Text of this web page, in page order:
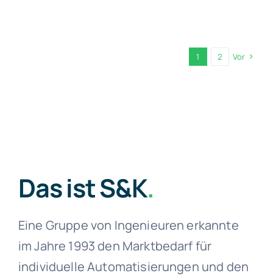
1 2 Vor
Das ist S&K.
Eine Gruppe von Ingenieuren erkannte
im Jahre 1993 den Marktbedarf für
individuelle Automatisierungen und den